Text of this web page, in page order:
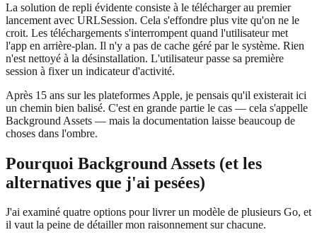
La solution de repli évidente consiste à le télécharger au premier
lancement avec URLSession. Cela s'effondre plus vite qu'on ne le
croit. Les téléchargements s'interrompent quand l'utilisateur met
l'app en arrière-plan. Il n'y a pas de cache géré par le système. Rien
n'est nettoyé à la désinstallation. L'utilisateur passe sa première
session à fixer un indicateur d'activité.
Après 15 ans sur les plateformes Apple, je pensais qu'il existerait ici
un chemin bien balisé. C'est en grande partie le cas — cela s'appelle
Background Assets — mais la documentation laisse beaucoup de
choses dans l'ombre.
Pourquoi Background Assets (et les
alternatives que j'ai pesées)
J'ai examiné quatre options pour livrer un modèle de plusieurs Go, et
il vaut la peine de détailler mon raisonnement sur chacune.